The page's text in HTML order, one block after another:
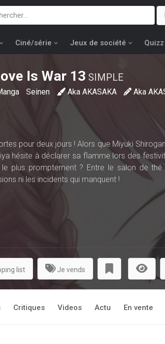
Ciné/série Jeux de société Quizz
Is War 13 SIMPLE
Seinen Aka AKASAKA Aka
pour deux jours ! Alors que Miyuki
hésite à déclarer sa flamme lors des
plus promptement ? Entre le salon de
ni les incidents qui manquent !
list Je vends
Critiques Videos Actu En vente